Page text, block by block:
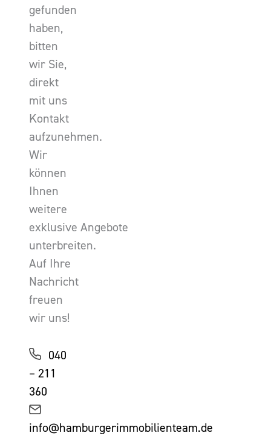
gefunden
haben,
bitten
wir Sie,
direkt
mit uns
Kontakt
aufzunehmen.
Wir
können
Ihnen
weitere
exklusive Angebote
unterbreiten.
Auf Ihre
Nachricht
freuen
wir uns!
040
– 211
360
info@hamburgerimmobilienteam.de